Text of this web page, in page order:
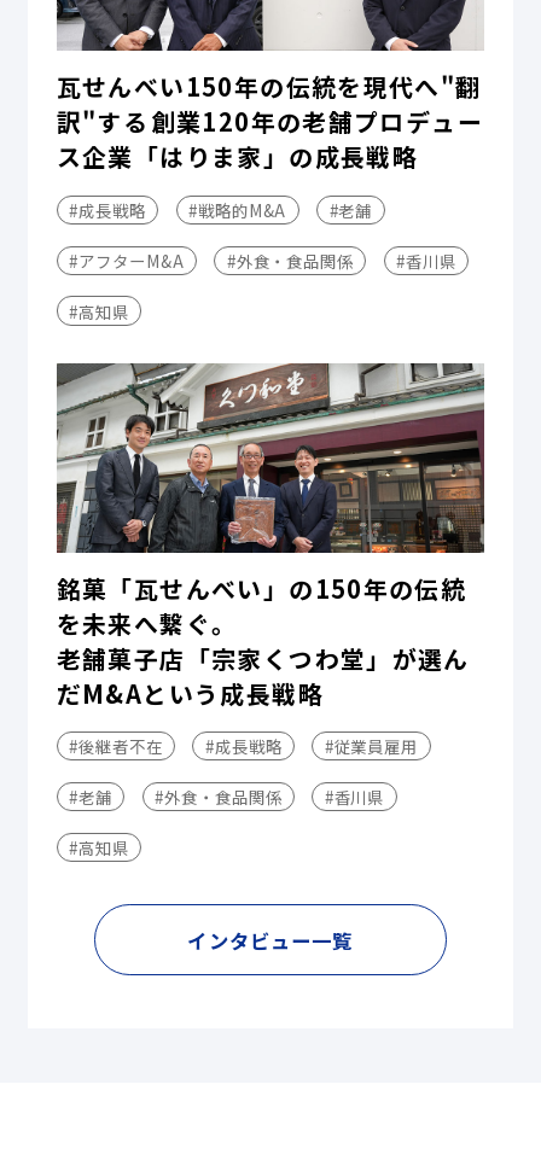
瓦せんべい150年の伝統を現代へ"翻
訳"する――創業120年の老舗プロデュー
ス企業「はりま家」の成長戦略
#成長戦略 #戦略的M&A #老舗
#アフターM&A #外食・食品関係 #香川県
#高知県
銘菓「瓦せんべい」の150年の伝統
を未来へ繋ぐ。
老舗菓子店「宗家くつわ堂」が選ん
だM&Aという成長戦略
#後継者不在 #成長戦略 #従業員雇用
#老舗 #外食・食品関係 #香川県
#高知県
インタビュー一覧